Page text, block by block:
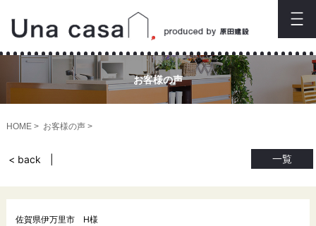
お客様の声
HOME お客様の声
一覧
< back
佐賀県伊万里市 H様